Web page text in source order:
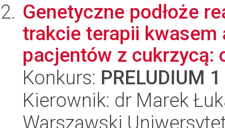
Genetyczne podłoże
trakcie terapii
pacjentów z cukrzycą:
Konkurs: PRELUDIUM 1
Kierownik: dr Marek
Warszawski